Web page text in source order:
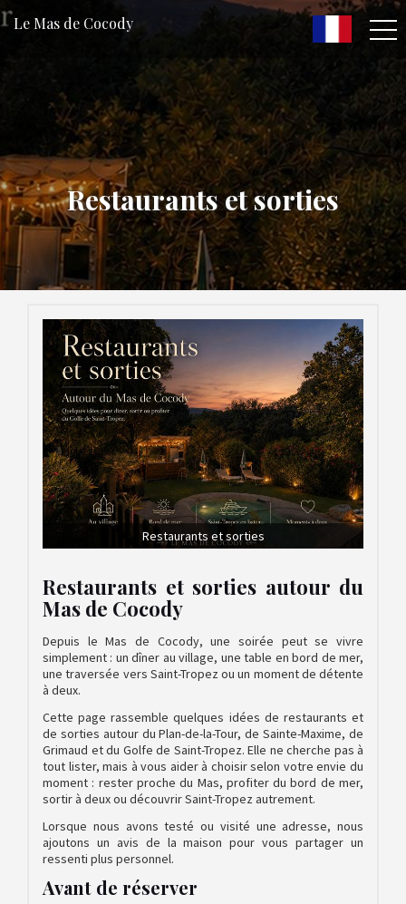
Le Mas de Cocody
Restaurants et sorties
Restaurants et sorties
Restaurants et sorties autour du
Mas de Cocody
Depuis le Mas de Cocody, une soirée peut se vivre
simplement : un dîner au village, une table en bord de mer,
une traversée vers Saint-Tropez ou un moment de détente
à deux.
Cette page rassemble quelques idées de restaurants et
de sorties autour du Plan-de-la-Tour, de Sainte-Maxime, de
Grimaud et du Golfe de Saint-Tropez. Elle ne cherche pas à
tout lister, mais à vous aider à choisir selon votre envie du
moment : rester proche du Mas, profiter du bord de mer,
sortir à deux ou découvrir Saint-Tropez autrement.
Lorsque nous avons testé ou visité une adresse, nous
ajoutons un avis de la maison pour vous partager un
ressenti plus personnel.
Avant de réserver